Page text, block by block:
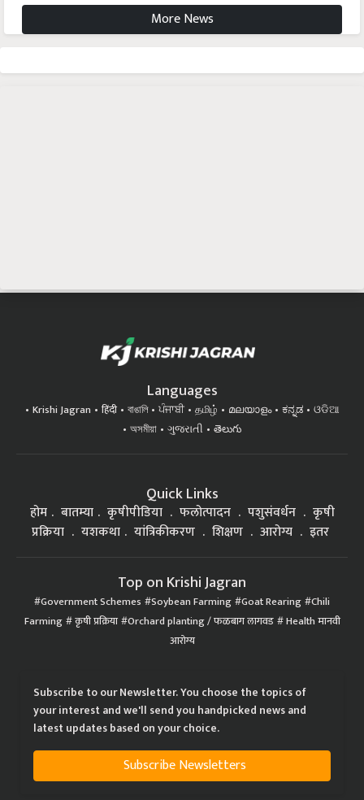
More News
Languages
Krishi Jagran हिंदी বাঙালি ਪੰਜਾਬੀ தமிழ் മലയാളം ಕನ್ನಡ
ଓଡିଆ
অসমীয়া
ગુજરાતી తెలుగు
Quick Links
होम बातम्या कृषीपीडिया फलोत्पादन पशुसंवर्धन
कृषी
प्रक्रिया
यशकथा यांत्रिकीकरण शिक्षण आरोग्य इतर
Top on Krishi Jagran
Government Schemes Soybean Farming Goat Rearing Chili
Farming कृषी प्रक्रिया Orchard planting / फळबाग लागवड Health मानवी
आरोग्य
Subscribe to our Newsletter. You choose the topics of
your interest and we'll send you handpicked news and
latest updates based on your choice.
Subscribe Newsletters